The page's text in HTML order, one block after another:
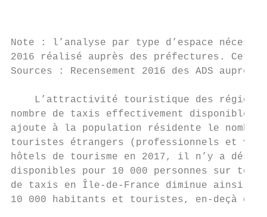
Note : l’analyse par type d’espace
2016 réalisé auprès des préfectures.
Sources : Recensement 2016 des ADS
L’attractivité touristique des
nombre de taxis effectivement
ajoute à la population résidente le
touristes étrangers (professionnels et
hôtels de tourisme en 2017, il n’y a
disponibles pour 10 000 personnes sur
de taxis en Île-de-France diminue
10 000 habitants et touristes, en-deçà de